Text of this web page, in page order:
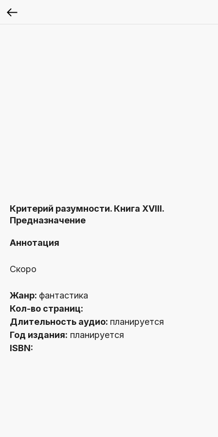
Критерий разумности. Книга XVIII.
Предназначение
Аннотация
Скоро
Жанр: фантастика
Кол-во страниц:
Длительность аудио: планируется
Год издания: планируется
ISBN: